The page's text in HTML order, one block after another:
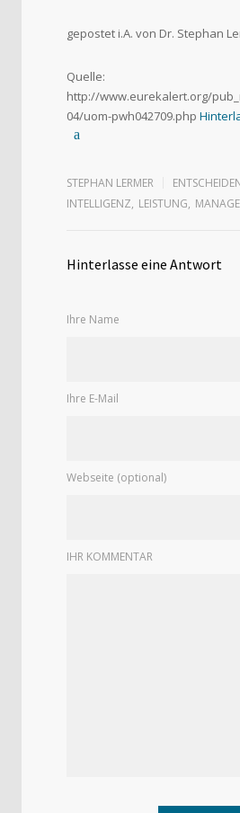
gepostet i.A. von Dr. Stephan
Quelle:
http://www.eurekalert.org/
04/uom-pwh042709.php
STEPHAN LERMER
INTELLIGENZ, LEISTUNG,
Hinterlasse eine Antwort
Ihre Name
Ihre E-Mail
Webseite (optional)
IHR KOMMENTAR